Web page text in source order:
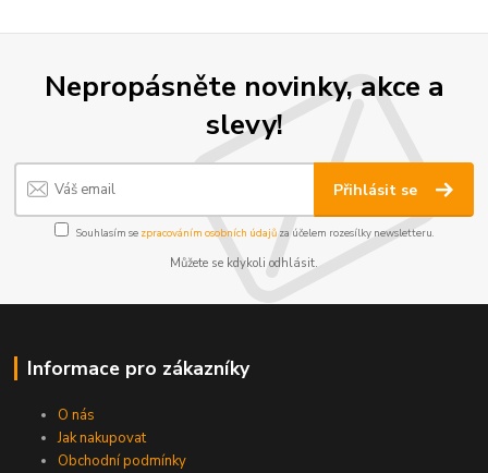
Nepropásněte novinky, akce a
slevy!
Přihlásit se
Souhlasím se zpracováním osobních údajůza účelem rozesílky newsletteru.
Můžete se kdykoli odhlásit.
Informace pro zákazníky
O nás
Jak nakupovat
Obchodní podmínky